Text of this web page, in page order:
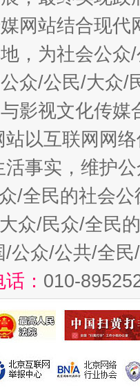
网站结合现
，为社会公
众/公民/大众/
影视文化传
以互联网网
活事实，维护
/全民的社会公
众/民众/全民
/公众/公共/全
： 010-